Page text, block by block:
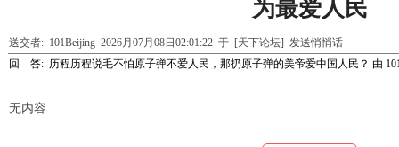
为最爱人民
送交者: 101Beijing 2026月07月08日02:01:22 于 [天下论坛] 发送悄悄话
回 答: 历程历程说毛不怕原子弹不爱人民，那扔原子弹的美帝爱中国人民？ 由
无内容